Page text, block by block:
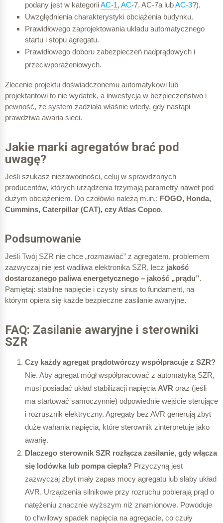
podany jest w kategoriiAC-1, AC-7, AC-7a lubAC-3?).
Uwzględnienia charakterystyki obciążenia budynku.
Prawidłowego zaprojektowania układu automatycznego
startu i stopu agregatu.
Prawidłowego doboru zabezpieczeń nadprądowych i
przeciwporażeniowych.
Zlecenie projektu doświadczonemu automatykowi lub
projektantowi to nie wydatek, a inwestycja w bezpieczeństwo i
pewność, że system zadziała właśnie wtedy, gdy nastąpi
prawdziwa awaria sieci.
Jakie marki agregatów brać pod
uwagę?
Jeśli szukasz niezawodności, celuj w sprawdzonych
producentów, których urządzenia trzymają parametry nawet pod
dużym obciążeniem. Do czołówki należą m.in.: FOGO, Honda,
Cummins, Caterpillar (CAT), czy Atlas Copco.
Podsumowanie
Jeśli Twój SZR nie chce „rozmawiać” z agregatem, problemem
zazwyczaj nie jest wadliwa elektronika SZR, lecz jakość
dostarczanego paliwa energetycznego – jakość „prądu”.
Pamiętaj: stabilne napięcie i czysty sinus to fundament, na
którym opiera się każde bezpieczne zasilanie awaryjne.
FAQ: Zasilanie awaryjne i sterowniki
SZR
Czy każdy agregat prądotwórczy współpracuje z SZR?
Nie. Aby agregat mógł współpracować z automatyką SZR,
musi posiadać układ stabilizacji napięcia AVR oraz (jeśli
ma startować samoczynnie) odpowiednie wejście sterujące
i rozrusznik elektryczny. Agregaty bez AVR generują zbyt
duże wahania napięcia, które sterownik zinterpretuje jako
awarię.
Dlaczego sterownik SZR rozłącza zasilanie, gdy włącza
się lodówka lub pompa ciepła? Przyczyną jest
zazwyczaj zbyt mały zapas mocy agregatu lub słaby układ
AVR. Urządzenia silnikowe przy rozruchu pobierają prąd o
natężeniu znacznie wyższym niż znamionowe. Powoduje
to chwilowy spadek napięcia na agregacie, co czuły